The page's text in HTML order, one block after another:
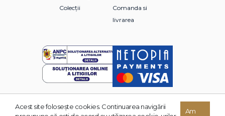
Colecții
Comanda si
livrarea
© 2026 Grupul Editorial TREI. Toate drepturile rezervate.
Acest site foloseşte cookies. Continuarea navigării
Am